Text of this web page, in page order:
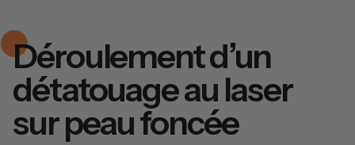
Déroulement d’un
détatouage au laser
sur peau foncée